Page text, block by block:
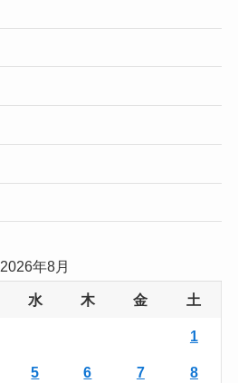
2026年8月
水 木 金 土
1
5 6 7 8